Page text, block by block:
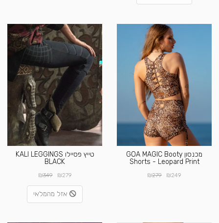
מכנסון GOA MAGIC Booty
Shorts - Leopard Print
₪249
₪279
טייץ פסיילו KALI LEGGINGS
BLACK
₪279
₪349
אזל מהמלאי